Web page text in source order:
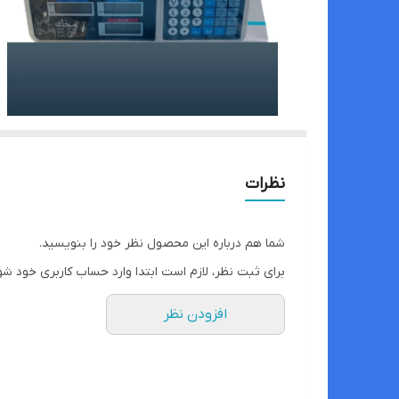
نظرات
شما هم درباره این محصول نظر خود را بنویسید.
برای ثبت نظر، لازم است ابتدا وارد حساب کاربری خود
افزودن نظر